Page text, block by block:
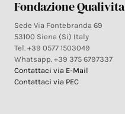
Fondazione Qualivita
Sede Via Fontebranda 69
53100 Siena (Si) Italy
Tel. +39 0577 1503049
Whatsapp. +39 375 6797337
Contattaci via E-Mail
Contattaci via PEC